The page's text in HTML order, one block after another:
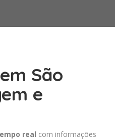
São
e
real com informações